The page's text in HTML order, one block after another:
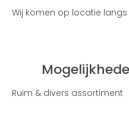
Wij komen op locatie langs
Ruim & divers assortiment